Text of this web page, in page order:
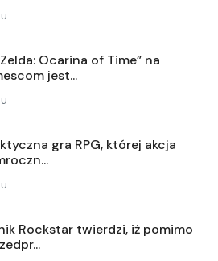
Ocarina of Time” na
jest...
gra RPG, której akcja
Rockstar twierdzi, iż pomimo